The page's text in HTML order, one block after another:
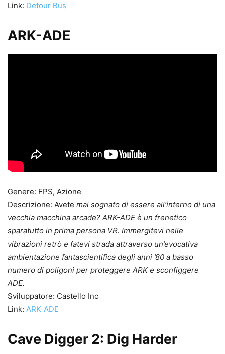
Link: Detour Bus
ARK-ADE
Genere: FPS, Azione
Descrizione: Avete mai sognato di essere all’interno di una
vecchia macchina arcade? ARK-ADE è un frenetico
sparatutto in prima persona VR. Immergitevi nelle
vibrazioni retrò e fatevi strada attraverso un’evocativa
ambientazione fantascientifica degli anni ’80 a basso
numero di poligoni per proteggere ARK e sconfiggere
ADE.
Sviluppatore: Castello Inc
Link: ARK-ADE
Cave Digger 2: Dig Harder